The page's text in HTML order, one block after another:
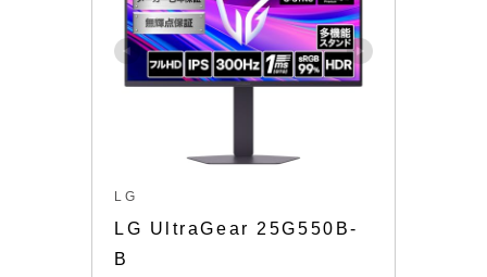
LG
LG UltraGear 25G550B-
B